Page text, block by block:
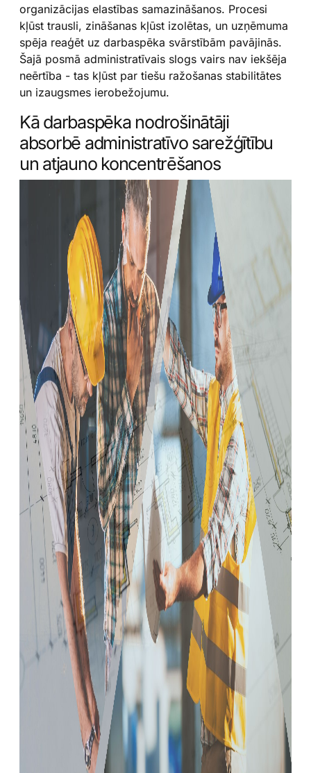
organizācijas elastības samazināšanos. Procesi
kļūst trausli, zināšanas kļūst izolētas, un uzņēmuma
spēja reaģēt uz darbaspēka svārstībām pavājinās.
Šajā posmā administratīvais slogs vairs nav iekšēja
neērtība - tas kļūst par tiešu ražošanas stabilitātes
un izaugsmes ierobežojumu.
Kā darbaspēka nodrošinātāji
absorbē administratīvo sarežģītību
un atjauno koncentrēšanos